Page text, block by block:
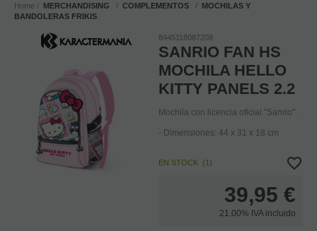
Home MERCHANDISING COMPLEMENTOS
MOCHILAS Y
BANDOLERAS FRIKIS
8445118087208
SANRIO FAN HS
MOCHILA HELLO
KITTY PANELS 2.2
Mochila con licencia oficial "Sanrio".
- Dimensiones: 44 x 31 x 18 cm
EN STOCK (1)
39,95 €
21.00% IVA incluido